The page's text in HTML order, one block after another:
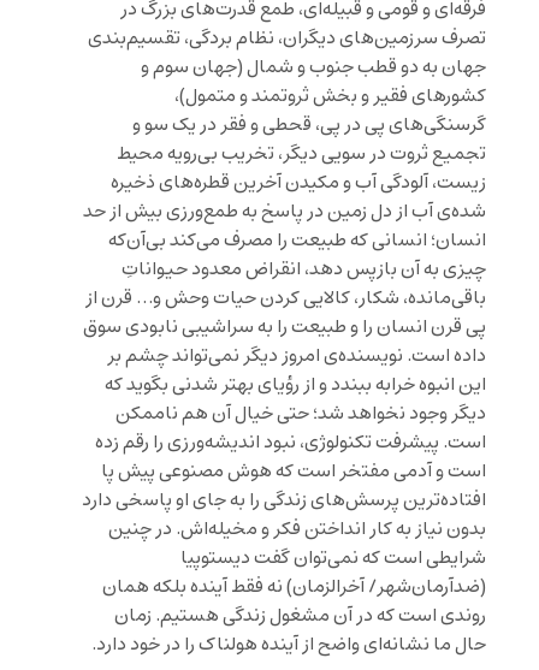
فرقه‌ای و قومی و قبیله‌ای، طمع قدرت‌های بزرگ در
تصرف سرزمین‌های دیگران، نظام بردگی، تقسیم‌بندی
جهان به دو قطب جنوب و شمال (جهان سوم و
کشورهای فقیر و بخش ثروتمند و متمول)،
گرسنگی‌های پی در پی، قحطی و فقر در یک سو و
تجمیع ثروت در سویی دیگر، تخریب بی‌رویه محیط
زیست، آلودگی آب و مکیدن آخرین قطره‌های ذخیره
شده‌ی آب از دل زمین در پاسخ به طمع‌ورزی بیش از حد
انسان؛ انسانی که طبیعت را مصرف می‌کند بی‌آن‌که
چیزی به آن بازپس دهد، انقراض معدود حیواناتِ
باقی‌مانده، شکار، کالایی کردن حیات وحش و… قرن از
پی قرن انسان را و طبیعت را به سراشیبی نابودی سوق
داده است. نویسنده‌ی امروز دیگر نمی‌تواند چشم بر
این انبوه خرابه ببندد و از رؤیای بهتر شدنی بگوید که
دیگر وجود نخواهد شد؛ حتی خیال آن هم ناممکن
است. پیشرفت تکنولوژی، نبود اندیشه‌ورزی را رقم زده
است و آدمی مفتخر است که هوش مصنوعی پیش پا
افتاده‌ترین پرسش‌های زندگی را به جای او پاسخی دارد
بدون نیاز به کار انداختن فکر و مخیله‌اش. در چنین
شرایطی است که نمی‌توان گفت دیستوپیا
(ضدآرمان‌شهر/ آخرالزمان) نه فقط آینده‌ بلکه همان
روندی است که در آن مشغول زندگی هستیم. زمان
حال ما نشانه‌ای واضح از آینده هولناک را در خود دارد.